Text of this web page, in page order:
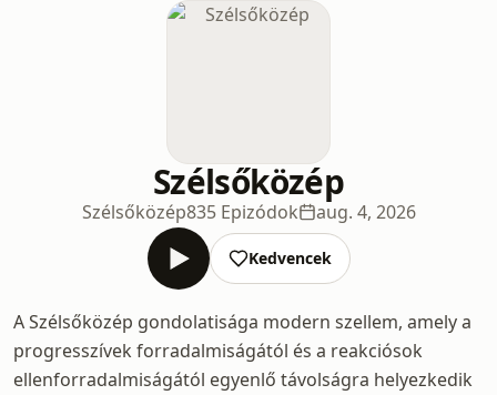
Szélsőközép
Szélsőközép835 Epizódok aug. 4, 2026
Kedvencek
A Szélsőközép gondolatisága modern szellem, amely a
progresszívek forradalmiságától és a reakciósok
ellenforradalmiságától egyenlő távolságra helyezkedik